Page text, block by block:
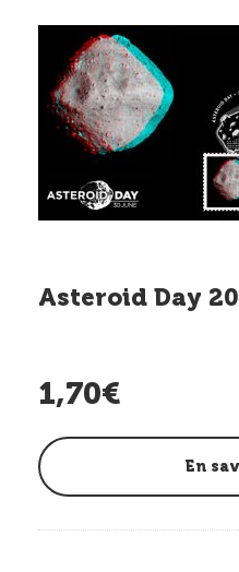
Asteroid Day
1,70€
En